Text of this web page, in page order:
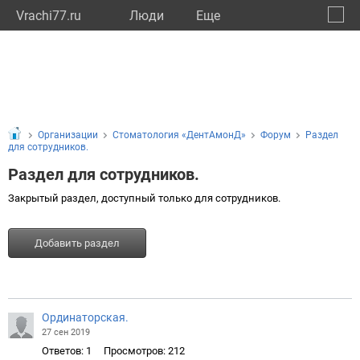
Vrachi77.ru Люди Eще
Организации Стоматология «ДентАмонД» Форум
Раздел
для сотрудников.
Раздел для сотрудников.
Закрытый раздел, доступный только для сотрудников.
Добавить раздел
Ординаторская.
27 сен 2019
Ответов: 1 Просмотров: 212